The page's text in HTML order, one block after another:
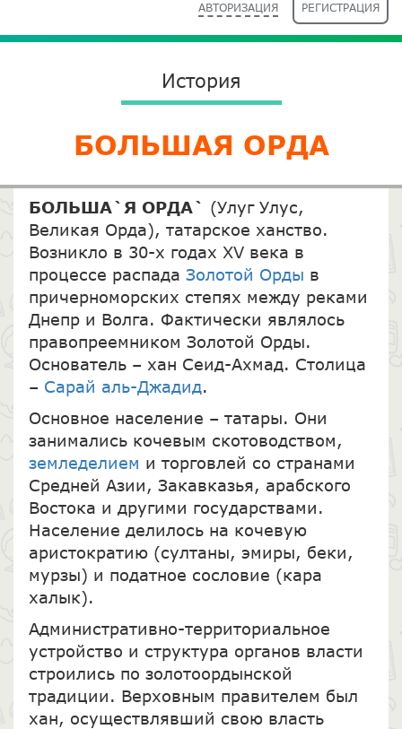
АВТОРИЗАЦИЯ РЕГИСТРАЦИЯ
История
БОЛЬШАЯ ОРДА
БОЛЬША`Я ОРДА` (Улуг Улус,
Великая Орда), татарское ханство.
Возникло в 30-х годах XV века в
процессе распада Золотой Орды в
причерноморских степях между реками
Днепр и Волга. Фактически являлось
правопреемником Золотой Орды.
Основатель – хан Сеид-Ахмад. Столица
– Сарай аль-Джадид.
Основное население – татары. Они
занимались кочевым скотоводством,
земледелием и торговлей со странами
Средней Азии, Закавказья, арабского
Востока и другими государствами.
Население делилось на кочевую
аристократию (султаны, эмиры, беки,
мурзы) и податное сословие (кара
халык).
Административно-территориальное
устройство и структура органов власти
строились по золотоордынской
традиции. Верховным правителем был
хан, осуществлявший свою власть